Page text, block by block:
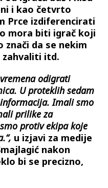
i kao četvrto
Prce izdiferencirati
mora biti igrač koji
znači da se nekim
zahvaliti itd.
odigrati
U proteklih sedam
Imali smo
prilike za
protiv ekipa koje
u izjavi za medije
nakon
bi se precizno,